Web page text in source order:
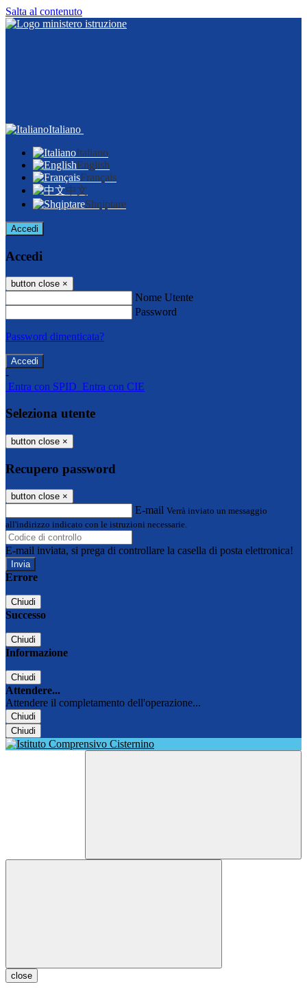
Salta al contenuto
Italiano
Italiano
English
Français
中文
Shqiptare
Accedi
Accedi
button close ×
Nome Utente
Password
Password dimenticata?
-
Entra con SPID Entra con CIE
Seleziona utente
button close ×
Recupero password
button close ×
E-mail Verrà inviato un messaggio
all'indirizzo indicato con le istruzioni necessarie.
E-mail inviata, si prega di controllare la casella di posta elettronica!
Errore
Chiudi
Successo
Chiudi
Informazione
Chiudi
Attendere...
Attendere il completamento dell'operazione...
Chiudi
Chiudi
close